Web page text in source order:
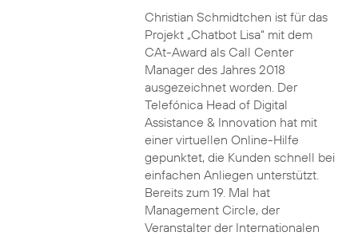
Christian Schmidtchen ist für das
Projekt „Chatbot Lisa“ mit dem
CAt-Award als Call Center
Manager des Jahres 2018
ausgezeichnet worden. Der
Telefónica Head of Digital
Assistance & Innovation hat mit
einer virtuellen Online-Hilfe
gepunktet, die Kunden schnell bei
einfachen Anliegen unterstützt.
Bereits zum 19. Mal hat
Management Circle, der
Veranstalter der Internationalen